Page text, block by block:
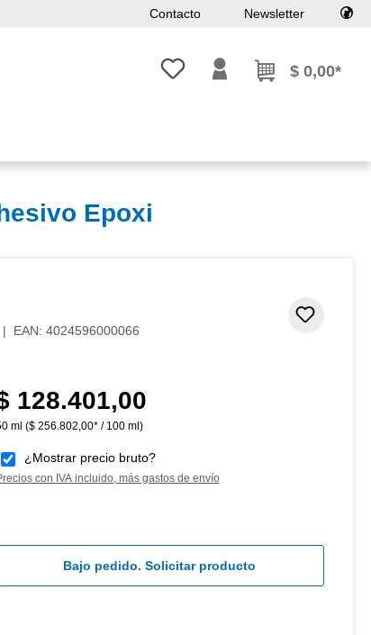
Contacto Newsletter
Tienes 0 artículos en tu lista de
$ 0,00*
Epoxi
| EAN: 4024596000066
normal:
128.401,00
ml ($ 256.802,00* / 100 ml)
¿Mostrar precio bruto?
con IVA incluido, más gastos de envío
Bajo pedido. Solicitar producto